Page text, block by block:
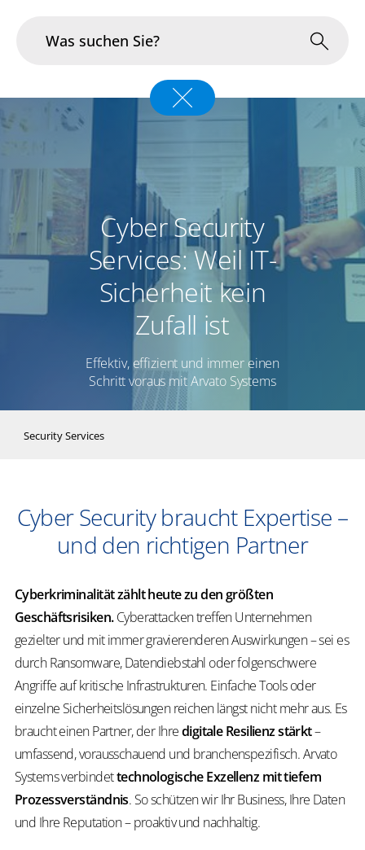
Infrastruktur & BetriebCyber Security
Services: Weil IT-
Sicherheit kein
Zufall ist
Effektiv, effizient und immer einen
Schritt voraus mit Arvato Systems
Security Services
Cyber Security braucht Expertise –
und den richtigen Partner
Cyberkriminalität zählt heute zu den größten
Geschäftsrisiken.Cyberattacken treffen Unternehmen
gezielter und mit immer gravierenderen Auswirkungen – sei es
durch Ransomware, Datendiebstahl oder folgenschwere
Angriffe auf kritische Infrastrukturen. Einfache Tools oder
einzelne Sicherheitslösungen reichen längst nicht mehr aus. Es
braucht einen Partner, der Ihredigitale Resilienz stärkt–
umfassend, vorausschauend und branchenspezifisch. Arvato
Systems verbindettechnologische Exzellenz mit tiefem
Prozessverständnis. So schützen wir Ihr Business, Ihre Daten
und Ihre Reputation – proaktiv und nachhaltig.